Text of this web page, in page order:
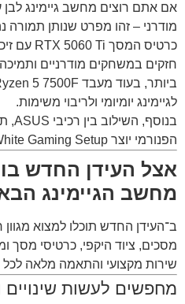
אם אתם רוצים מחשב גיימינג לבן
מודרני – זהו מפרט שנותן תמורה
חזקים במשחקים מודרניים
לגיימינג יומיומי ולריבוי משימות.
הפנורמי יוצר White Gaming Setup יוקרתי במיוחד.
אצל העידן החדש
מחשב הגיימינג
ב־העידן החדש תוכלו למצוא
מסכים, ציוד היקפי, כרטיסי מסך
שירות מקצועי והתאמה מלאה לכל
מחפשים לעשות